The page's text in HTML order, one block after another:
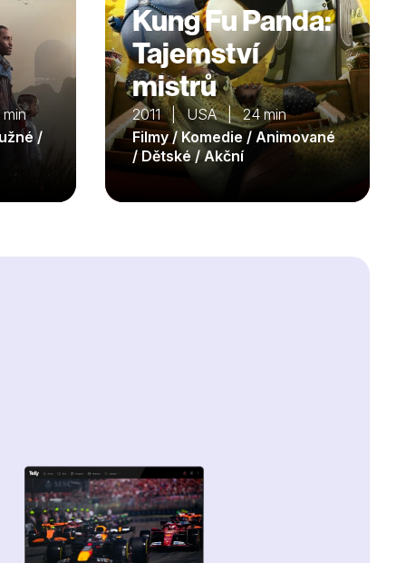
/
Kung Fu Panda:
Tajemství
mistrů
2011 | USA | 24 min
Filmy / Komedie / Animované
/ Dětské / Akční